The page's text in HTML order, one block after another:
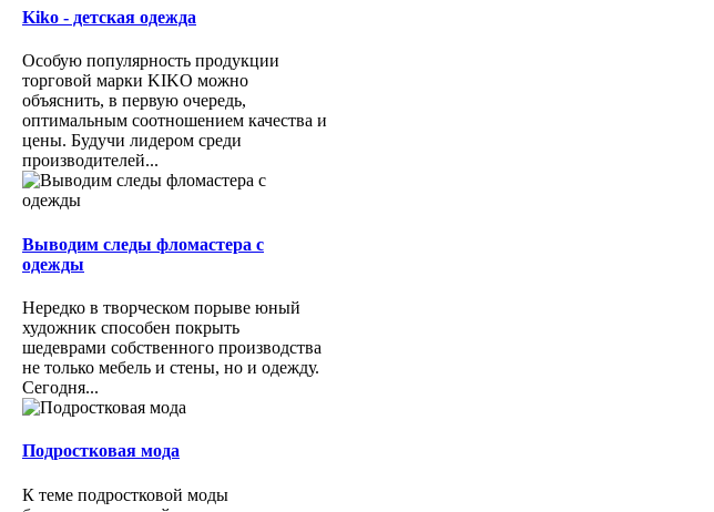
Kiko - детская одежда
Особую популярность продукции
торговой марки KIKO можно
объяснить, в первую очередь,
оптимальным соотношением качества и
цены. Будучи лидером среди
производителей...
Выводим следы фломастера с
одежды
Нередко в творческом порыве юный
художник способен покрыть
шедеврами собственного производства
не только мебель и стены, но и одежду.
Сегодня...
Подростковая мода
К теме подростковой моды